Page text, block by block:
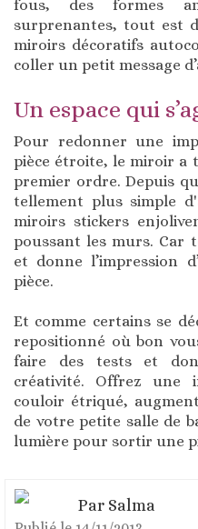
fous, des formes
surprenantes, tout est
miroirs décoratifs
coller un petit message
Un espace qui
Pour redonner une
pièce étroite, le miroir a
premier ordre. Depuis
tellement plus simple
miroirs stickers
poussant les murs. Car
et donne l’impression
pièce.
Et comme certains se
repositionné où bon
faire des tests et
créativité. Offrez une
couloir étriqué,
de votre petite salle de
lumière pour sortir une
Par Salma